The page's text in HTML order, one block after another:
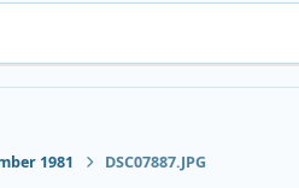
1981 DSC07887.JPG